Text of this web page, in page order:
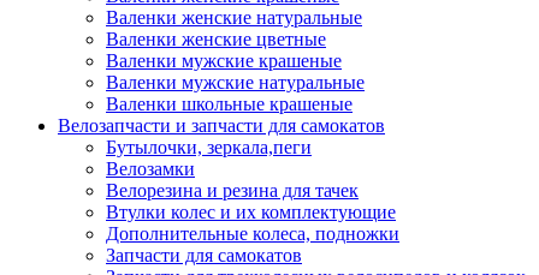
Валенки женские натуральные
Валенки женские цветные
Валенки мужские крашеные
Валенки мужские натуральные
Валенки школьные крашеные
Велозапчасти и запчасти для самокатов
Бутылочки, зеркала,пеги
Велозамки
Велорезина и резина для тачек
Втулки колес и их комплектующие
Дополнительные колеса, подножки
Запчасти для самокатов